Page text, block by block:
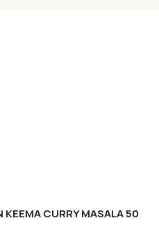
CURRY MASALA 50